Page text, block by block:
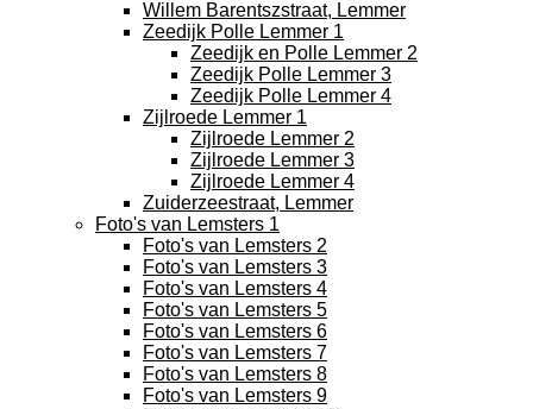
Willem Barentszstraat, Lemmer
Zeedijk Polle Lemmer 1
Zeedijk en Polle Lemmer 2
Zeedijk Polle Lemmer 3
Zeedijk Polle Lemmer 4
Zijlroede Lemmer 1
Zijlroede Lemmer 2
Zijlroede Lemmer 3
Zijlroede Lemmer 4
Zuiderzeestraat, Lemmer
Foto's van Lemsters 1
Foto's van Lemsters 2
Foto's van Lemsters 3
Foto's van Lemsters 4
Foto's van Lemsters 5
Foto's van Lemsters 6
Foto's van Lemsters 7
Foto's van Lemsters 8
Foto's van Lemsters 9